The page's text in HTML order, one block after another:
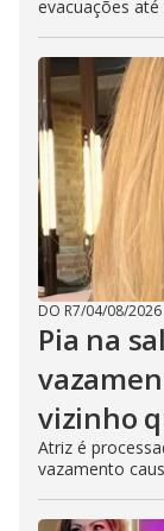
evacuações
DO R7/04/08/2026
Pia na
vizinho
Atriz é
vazamento